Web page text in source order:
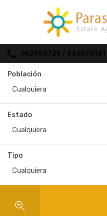
962854729 / 646970161
Población
Cualquiera
Estado
Cualquiera
Tipo
Cualquiera